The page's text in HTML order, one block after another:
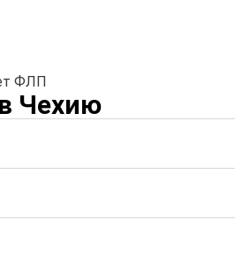
ФЛП
Чехию